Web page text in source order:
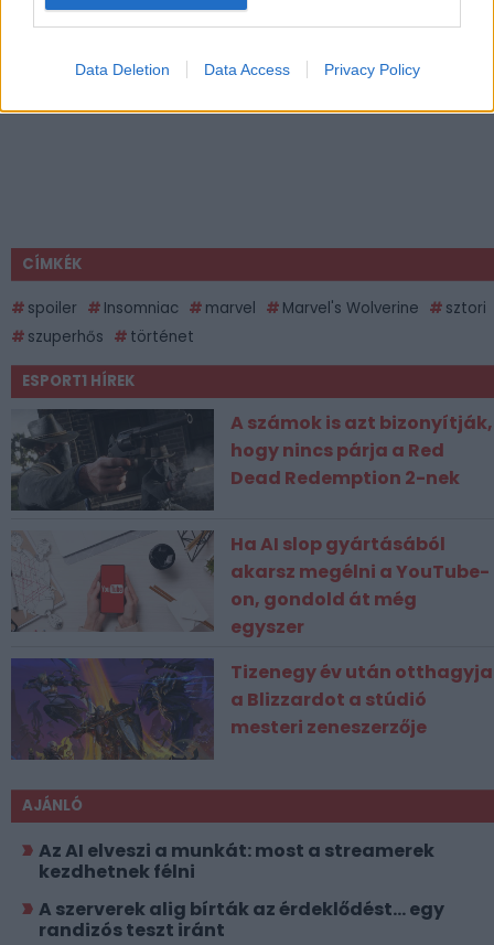
Data Deletion Data Access Privacy Policy
CÍMKÉK
spoiler Insomniac marvel Marvel's Wolverine
sztori
szuperhős
történet
ESPORT1 HÍREK
A számok is azt bizonyítják,
hogy nincs párja a Red
Dead Redemption 2-nek
Ha AI slop gyártásából
akarsz megélni a YouTube-
on, gondold át még
egyszer
Tizenegy év után otthagyja
a Blizzardot a stúdió
mesteri zeneszerzője
AJÁNLÓ
Az AI elveszi a munkát: most a streamerek
kezdhetnek félni
A szerverek alig bírták az érdeklődést... egy
randizós teszt iránt